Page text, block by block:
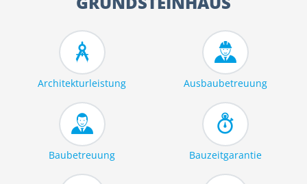
Architekturleistung Ausbaubetreuung
Baubetreuung Bauzeitgarantie